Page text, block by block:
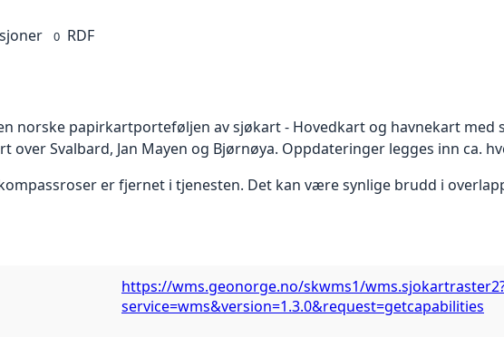
0 RDF
norske papirkartporteføljen av sjøkart - Hovedkart og havnekart med
over Svalbard, Jan Mayen og Bjørnøya. Oppdateringer legges inn ca.
er fjernet i tjenesten. Det kan være synlige brudd i
https://wms.geonorge.no/skwms1/
service=wms&version=1.3.0&request=getcapabilities